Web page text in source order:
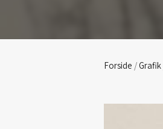
Forside /Grafik